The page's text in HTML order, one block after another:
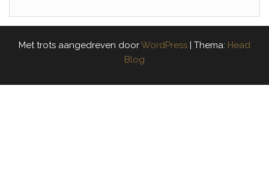
Met trots aangedreven doorWordPress | Thema: Head
Blog